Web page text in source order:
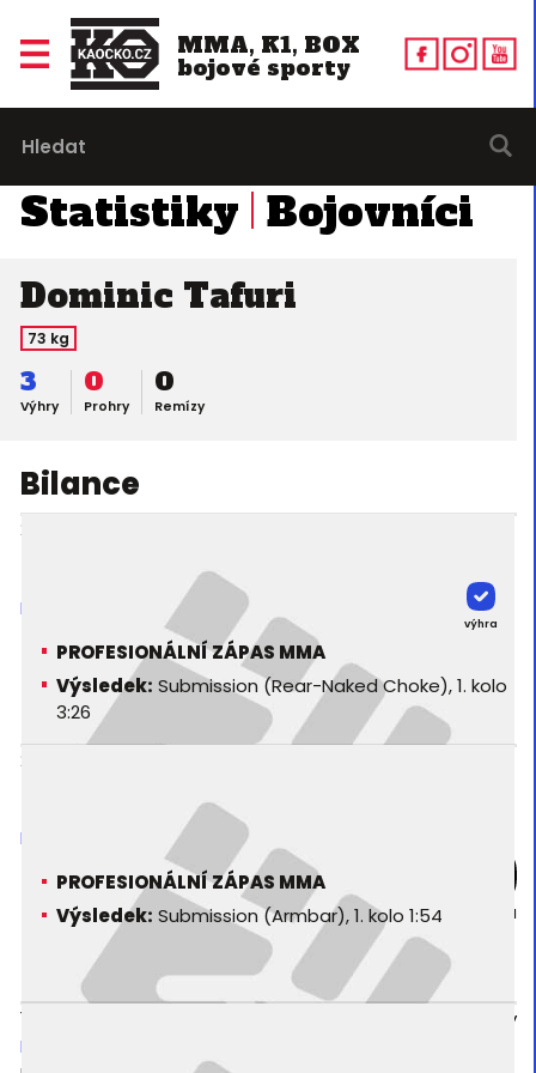
MMA, K1, BOX
bojové sporty
Statistiky Bojovníci
Dominic Tafuri
73 kg
Výhry
3
Prohry
0
Remízy
0
Bilance
28. 07. 2007
Ryan McCarthy
EC 81 - Extreme Challenge 81
PROFESIONÁLNÍ ZÁPAS MMA
Výsledek: Submission (Rear-Naked Choke), 1. kolo
3:26
výhra
23. 03. 2007
EC 75 - Extreme Challenge 75
PROFESIONÁLNÍ ZÁPAS MMA
Výsledek: Submission (Armbar), 1. kolo 1:54 výhra
17. 02. 2006
Marvelous Monty
BATB - Battle at the Boardwalk (Day 1)